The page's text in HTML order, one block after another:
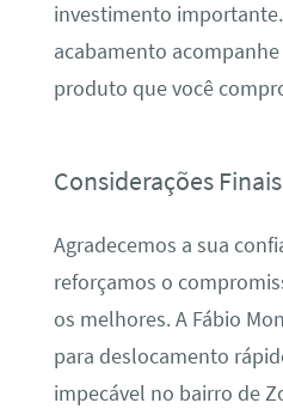
investimento
acabamento
produto que você
Considerações
Agradecemos a sua
reforçamos o
os melhores. A Fábio
para deslocamento
impecável no bairro de